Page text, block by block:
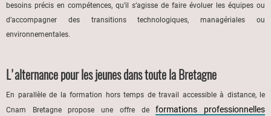
besoins précis en compétences, qu’il s’agisse de faire évoluer les équipes ou
d’accompagner des transitions technologiques, managériales ou
environnementales.
L'alternance pour les jeunes dans toute la Bretagne
En parallèle de la formation hors temps de travail accessible à distance, le
Cnam Bretagne propose une offre deformations professionnelles